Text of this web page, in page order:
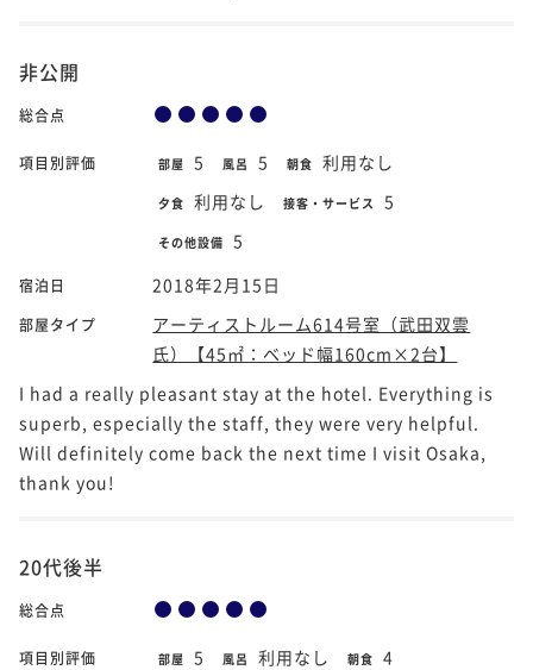
非公開
総合点
項目別評価 部屋 5 風呂 5 朝食 利用なし
夕食 利用なし 接客・サービス 5
その他設備 5
宿泊日 2018年2月15日
部屋タイプ
アーティストルーム614号室（武田双雲
氏）【45㎡：ベッド幅160cm×2台】
I had a really pleasant stay at the hotel. Everything is
superb, especially the staff, they were very helpful.
Will definitely come back the next time I visit Osaka,
thank you!
20代後半
総合点
項目別評価 部屋 5 風呂 利用なし 朝食 4